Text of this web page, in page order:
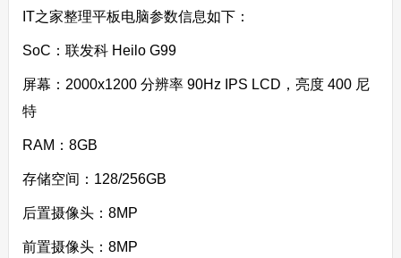
IT之家整理平板电脑参数信息如下：
SoC ：联发科 Heilo G99
屏幕 ：2000x1200 分辨率 90Hz IPS LCD，亮度 400 尼
特
RAM ：8GB
存储空间 ：128/256GB
后置摄像头：8MP
前置摄像头：8MP